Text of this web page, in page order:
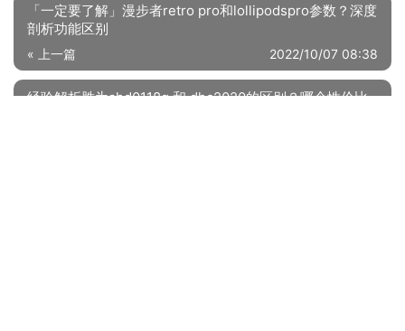
「一定要了解」漫步者retro pro和lollipodspro参数？深度
剖析功能区别
« 上一篇 2022/10/07 08:38
经验解析胜为ahd0118g 和 dhc2020的区别？哪个性价比